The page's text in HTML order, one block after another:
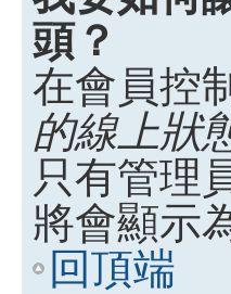
頭？
在會員控
的線上狀
只有管理
將會顯示
回頂端